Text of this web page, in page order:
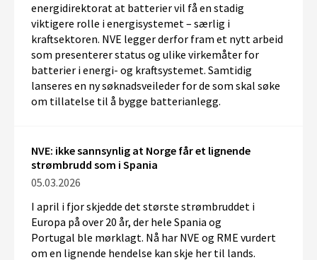
energidirektorat at batterier vil få en stadig
viktigere rolle i energisystemet – særlig i
kraftsektoren. NVE legger derfor fram et nytt arbeid
som presenterer status og ulike virkemåter for
batterier i energi- og kraftsystemet. Samtidig
lanseres en ny søknadsveileder for de som skal søke
om tillatelse til å bygge batterianlegg.
NVE: ikke sannsynlig at Norge får et lignende
strømbrudd som i Spania
05.03.2026
I april i fjorskjedde det største strømbruddet i
Europa på over 20 år, der hele Spania og
Portugal ble mørklagt. Nå har NVE og RME vurdert
om en lignende hendelse kan skje her til lands.